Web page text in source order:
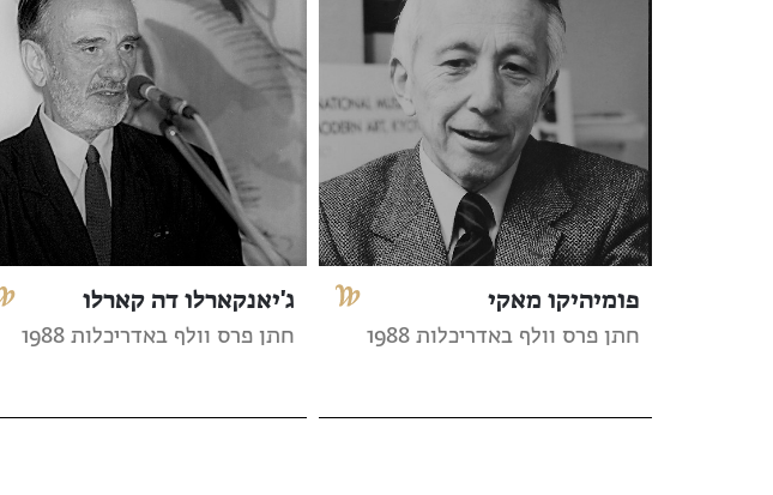
פומיהיקו מאקי
חתן פרס וולף באדריכלות 1988
ג'יאנקארלו דה קארלו
חתן פרס וולף באדריכלות 1988